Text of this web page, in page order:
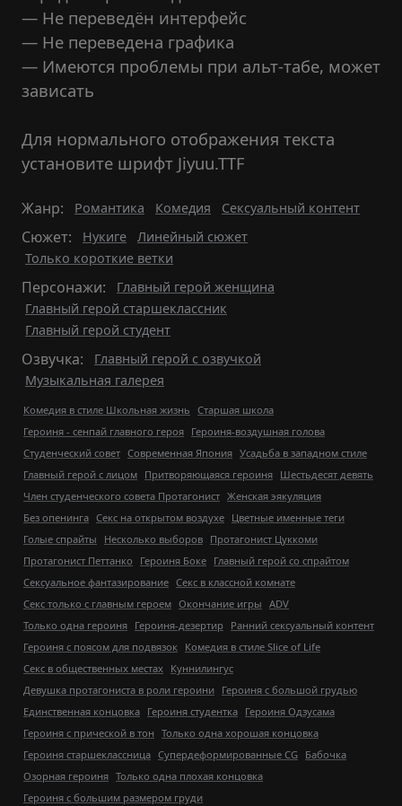
— Не переведён интерфейс
— Не переведена графика
— Имеются проблемы при альт-табе, может
зависать
Для нормального отображения текста
установите шрифт Jiyuu.TTF
Жанр: Романтика Комедия Сексуальный контент
Сюжет: Нукиге
Линейный сюжет
Только короткие ветки
Персонажи:
Главный герой женщина
Главный герой старшеклассник
Главный герой студент
Озвучка:
Главный герой с озвучкой
Музыкальная галерея
Комедия в стиле Школьная жизнь Старшая школа
Героиня - сенпай главного героя Героиня-воздушная голова
Студенческий совет Современная Япония Усадьба в западном стиле
Главный герой с лицом Притворяющаяся героиня Шестьдесят девять
Член студенческого совета Протагонист Женская эякуляция
Без опенинга Секс на открытом воздухе Цветные именные теги
Голые спрайты
Несколько выборов Протагонист Цуккоми
Протагонист Петтанко
Героиня Боке Главный герой со спрайтом
Сексуальное фантазирование Секс в классной комнате
Секс только с главным героем Окончание игры ADV
Только одна героиня Героиня-дезертир
Ранний сексуальный контент
Героиня с поясом для подвязок Комедия в стиле Slice of Life
Секс в общественных местах Куннилингус
Девушка протагониста в роли героини Героиня с большой грудью
Единственная концовка Героиня студентка Героиня Одзусама
Героиня с прической в тон Только одна хорошая концовка
Героиня старшеклассница Супердеформированные CG Бабочка
Озорная героиня Только одна плохая концовка
Героиня с большим размером груди